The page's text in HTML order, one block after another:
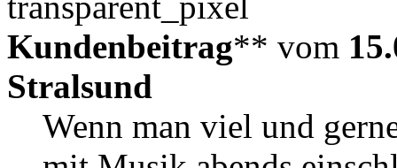
Kundenbeitrag** vom
Stralsund
Wenn man viel und